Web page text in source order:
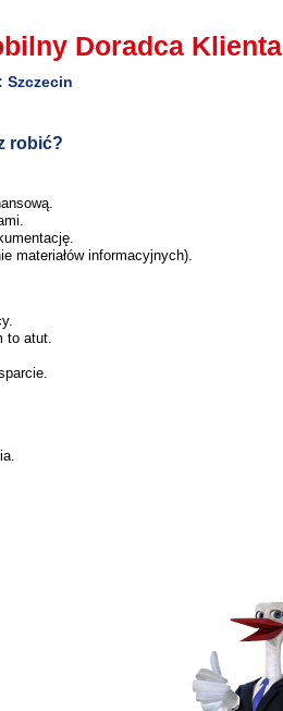
Doradca Klienta
Szczecin
robić?
materiałów informacyjnych).
to atut.